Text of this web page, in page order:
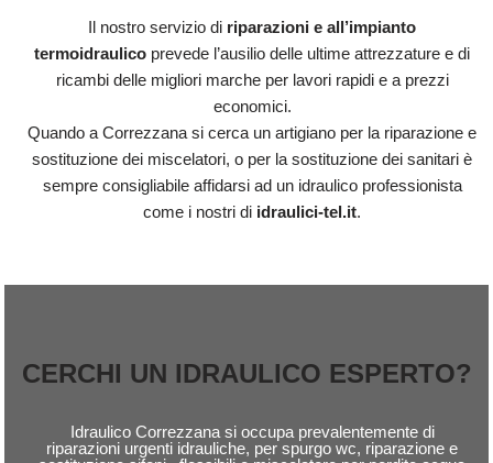
Il nostro servizio di riparazioni e all’impianto
termoidraulico prevede l’ausilio delle ultime attrezzature e di
ricambi delle migliori marche per lavori rapidi e a prezzi
economici.
Quando a Correzzana si cerca un artigiano per la riparazione e
sostituzione dei miscelatori, o per la sostituzione dei sanitari è
sempre consigliabile affidarsi ad un idraulico professionista
come i nostri di idraulici-tel.it.
CERCHI UN IDRAULICO ESPERTO?
Idraulico Correzzana si occupa prevalentemente di
riparazioni urgenti idrauliche, per spurgo wc, riparazione e